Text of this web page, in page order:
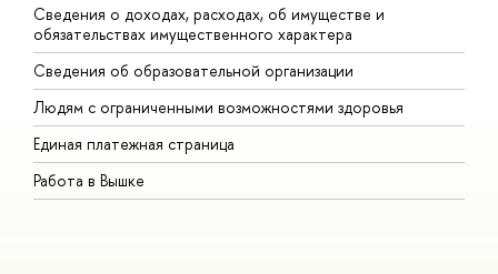
Сведения о доходах, расходах, об имуществе и
обязательствах имущественного характера
Сведения об образовательной организации
Людям с ограниченными возможностями здоровья
Единая платежная страница
Работа в Вышке